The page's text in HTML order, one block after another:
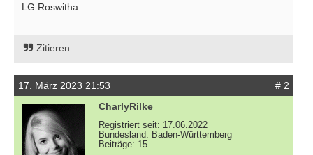
LG Roswitha
Zitieren
17. März 2023 21:53
# 2
CharlyRilke
Registriert seit: 17.06.2022
Bundesland: Baden-Württemberg
Beiträge: 15